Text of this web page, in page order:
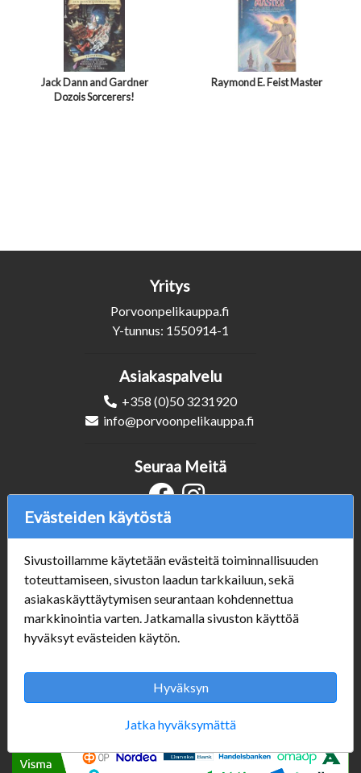
Jack Dann and Gardner
Dozois Sorcerers!
Raymond E. Feist Master
Yritys
Porvoonpelikauppa.fi
Y-tunnus: 1550914-1
Asiakaspalvelu
+358 (0)50 3231920
info@porvoonpelikauppa.fi
#Yhteiskuntavastuu
Tilaus- ja toimitusehdot
Mannerheiminkatu 10
Seuraa Meitä
Evästeiden käytöstä
Sivustoillamme käytetään evästeitä toiminnallisuuden
toteuttamiseen, sivuston laadun tarkkailuun, sekä
asiakaskäyttäytymisen seurantaan kohdennettua
markkinointia varten. Jatkamalla sivuston käyttöä
hyväksyt evästeiden käytön.
Hyväksyn
Jatka hyväksymättä